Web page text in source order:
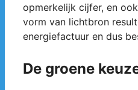
opmerkelijk cijfer, en
vorm van lichtbron
energiefactuur en dus
De groene